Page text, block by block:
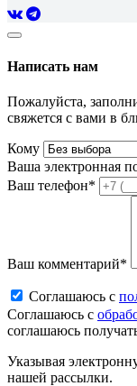
Написать нам
Пожалуйста,
свяжется с вами в
Кому
Ваша электронная
Ваш телефон*
Ваш комментарий*
Соглашаюсь c
Соглашаюсь c
соглашаюсь
Указывая
нашей рассылки.